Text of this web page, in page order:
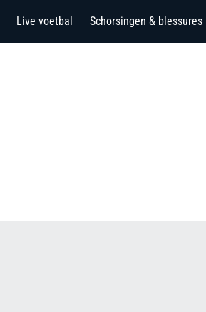
Live voetbal Schorsingen & blessures